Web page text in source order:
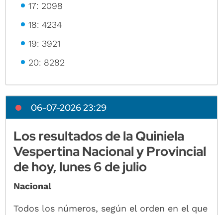
17: 2098
18: 4234
19: 3921
20: 8282
06-07-2026 23:29
Los resultados de la Quiniela
Vespertina Nacional y Provincial
de hoy, lunes 6 de julio
Nacional
Todos los números, según el orden en el que